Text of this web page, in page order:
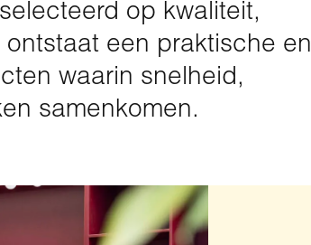
op kwaliteit,
een praktische en
waarin snelheid,
samenkomen.